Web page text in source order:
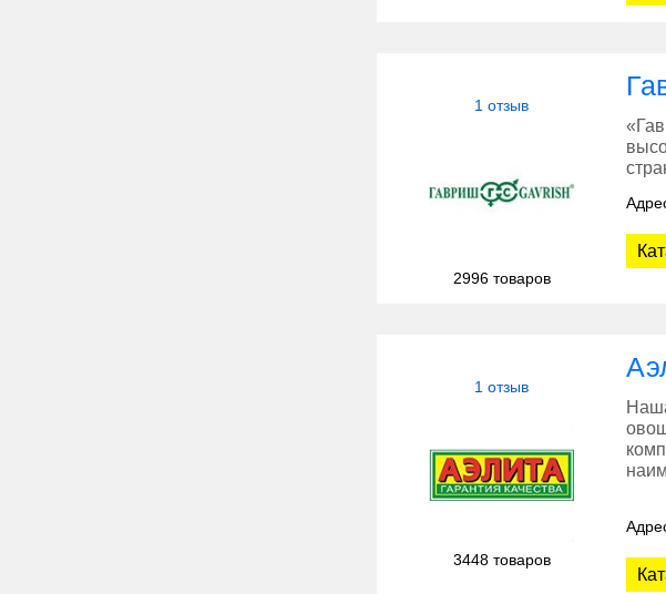
1 отзыв
2996 товаров
1 отзыв
3448 товаров